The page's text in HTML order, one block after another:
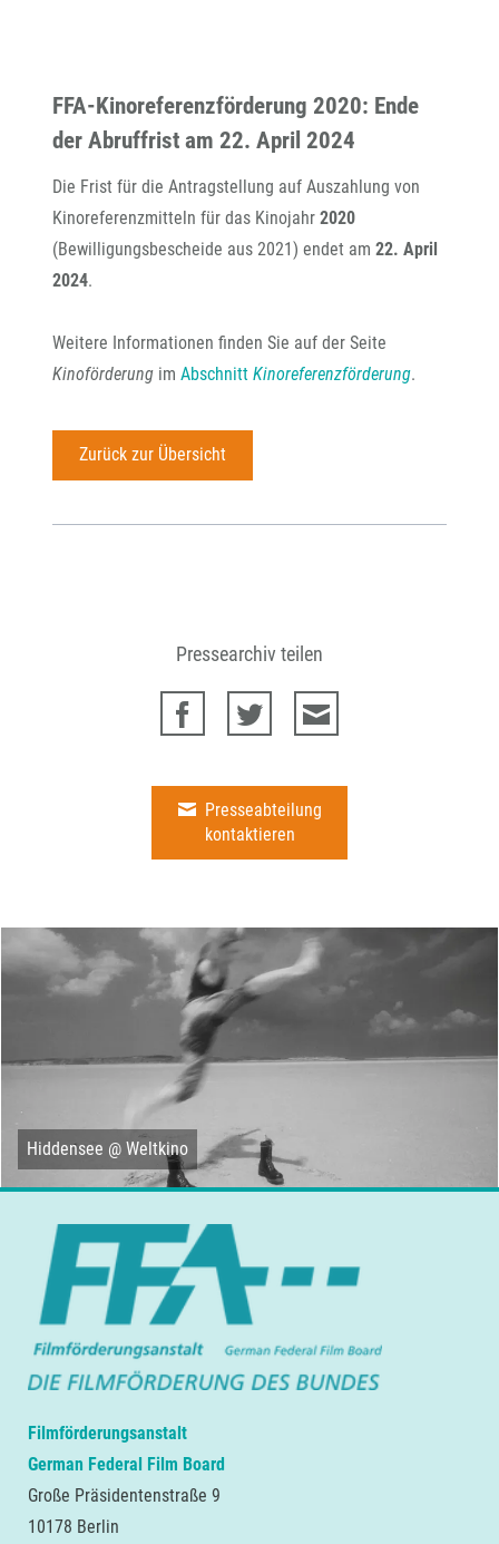
FFA-Kinoreferenzförderung 2020: Ende
der Abruffrist am 22. April 2024
Die Frist für die Antragstellung auf Auszahlung von
Kinoreferenzmitteln für das Kinojahr 2020
(Bewilligungsbescheide aus 2021) endet am 22. April
2024.
Weitere Informationen finden Sie auf der Seite
Kinoförderung im Abschnitt Kinoreferenzförderung.
Zurück zur Übersicht
Pressearchiv teilen
Presseabteilung
kontaktieren
Hiddensee @ Weltkino
Filmförderungsanstalt
German Federal Film Board
Große Präsidentenstraße 9
10178 Berlin